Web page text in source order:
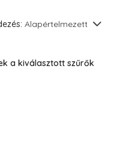
Alapértelmezett
a kiválasztott szűrők